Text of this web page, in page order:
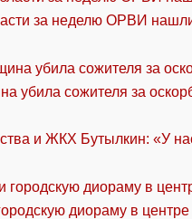
за неделю ОРВИ
убила сожителя за
и ЖКХ Бутылкин: «У
диораму в